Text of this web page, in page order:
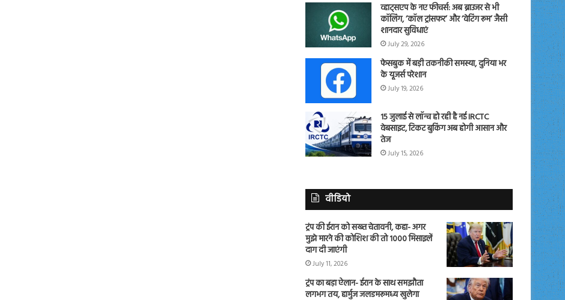
व्हाट्सएप के नए फीचर्स: अब ब्राउजर से भी
कॉलिंग, ‘कॉल ट्रांसफर’ और ‘वेटिंग रूम’ जैसी
शानदार सुविधाएं
July 29, 2026
फेसबुक में बड़ी तकनीकी समस्या, दुनिया भर
के यूजर्स परेशान
July 19, 2026
15 जुलाई से लॉन्च हो रही है नई IRCTC
वेबसाइट, टिकट बुकिंग अब होगी आसान और
तेज
July 15, 2026
वीडियो
ट्रंप की ईरान को सख्त चेतावनी, कहा- अगर
मुझे मारने की कोशिश की तो 1000 मिसाइलें
दाग दी जाएंगी
July 11, 2026
ट्रंप का बड़ा ऐलान- ईरान के साथ समझौता
लगभग तय, हार्मुज जलडमरूमध्य खुलेगा